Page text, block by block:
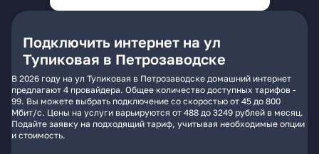
Подключить интернет на ул
Тупиковая в Петрозаводске
В 2026 году на ул Тупиковая в Петрозаводске домашний интернет
предлагают 4 провайдера. Общее количество доступных тарифов -
99. Вы можете выбрать подключение со скоростью от 45 до 800
Мбит/с. Цены на услуги варьируются от 488 до 3249 рублей в месяц.
Подайте заявку на подходящий тариф, учитывая необходимые опции
и стоимость.